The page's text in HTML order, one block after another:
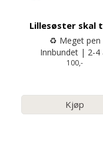
Lillesøster skal
♻️ Meget pen
Innbundet | 2-4
100,-
Kjøp